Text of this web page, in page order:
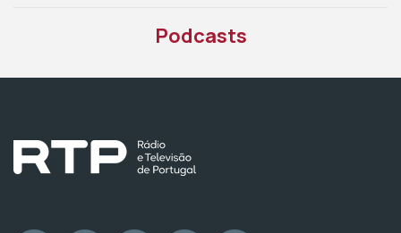
Podcasts